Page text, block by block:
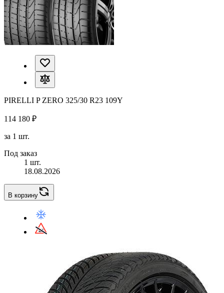
PIRELLI P ZERO 325/30 R23 109Y
114 180 ₽
за 1 шт.
Под заказ
1 шт.
18.08.2026
В корзину